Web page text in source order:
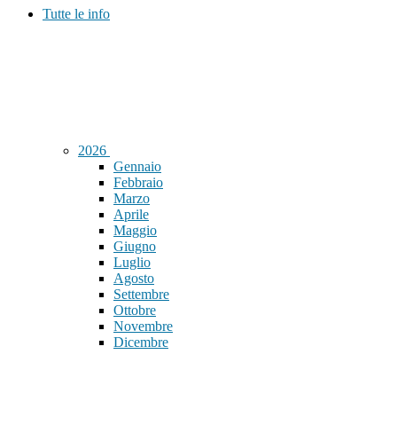
Tutte le info
2026
Gennaio
Febbraio
Marzo
Aprile
Maggio
Giugno
Luglio
Agosto
Settembre
Ottobre
Novembre
Dicembre